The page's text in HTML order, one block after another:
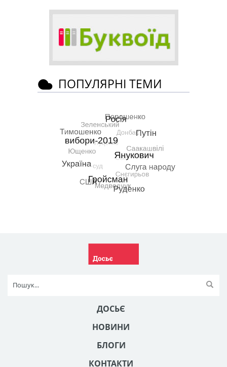
ПОПУЛЯРНІ ТЕМИ
ДОСЬЄ
НОВИНИ
БЛОГИ
КОНТАКТИ